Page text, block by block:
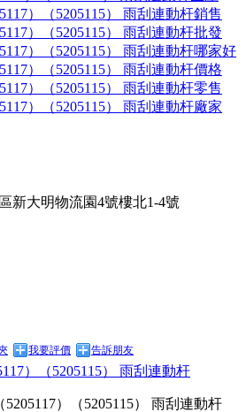
）（5205115） 雨刮連動杆銷售
）（5205115） 雨刮連動杆批發
）（5205115） 雨刮連動杆哪家好
）（5205115） 雨刮連動杆價格
）（5205115） 雨刮連動杆零售
）（5205115） 雨刮連動杆廠家
新大明物流園4號樓北1-4號
我要評價 告訴朋友
）（5205115） 雨刮連動杆
5205117）（5205115） 雨刮連動杆